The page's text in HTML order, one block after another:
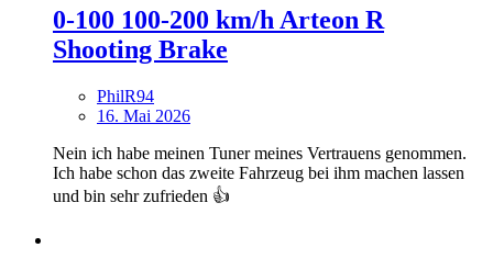
0-100 100-200 km/h Arteon R
Shooting Brake
PhilR94
16. Mai 2026
Nein ich habe meinen Tuner meines Vertrauens genommen.
Ich habe schon das zweite Fahrzeug bei ihm machen lassen
und bin sehr zufrieden 👍